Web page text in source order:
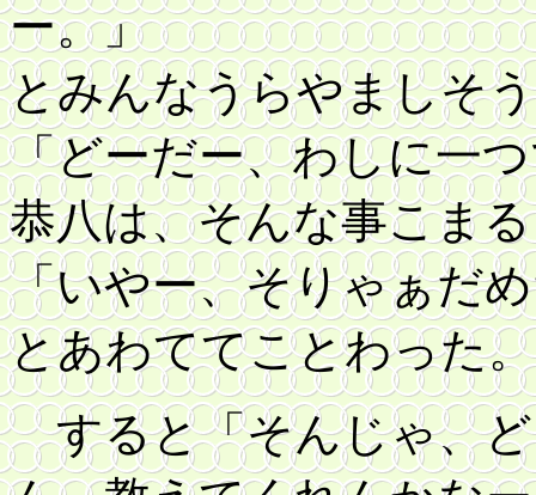
ー。」
とみんなうらやましそ
「どーだー、わしに一
恭八は、そんな事こま
「いやー、そりゃぁだ
とあわててことわった。
すると「そんじゃ、